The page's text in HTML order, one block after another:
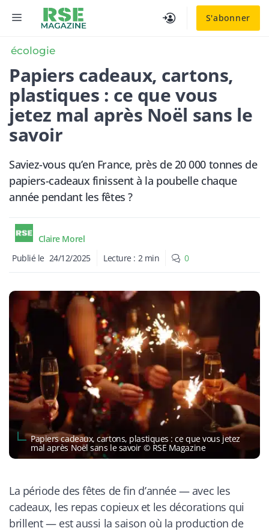
S'abonner
MENU
écologie
Papiers cadeaux, cartons,
plastiques : ce que vous
jetez mal après Noël sans le
savoir
Saviez-vous qu’en France, près de 20 000 tonnes de
papiers-cadeaux finissent à la poubelle chaque
année pendant les fêtes ?
Claire Morel
Publié le 24/12/2025 Lecture : 2 min 0
Papiers cadeaux, cartons, plastiques : ce que vous jetez
mal après Noël sans le savoir © RSE Magazine
La période des fêtes de fin d’année — avec les
cadeaux, les repas copieux et les décorations qui
brillent — est aussi la saison où la production de